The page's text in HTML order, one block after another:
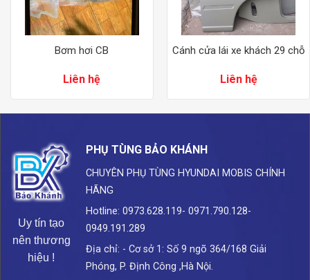
Bơm hơi CB
Liên hệ
Cánh cửa lái xe khách 29 chỗ
Liên hệ
Uy tín tạo
nên thương
hiệu !
PHỤ TÙNG BẢO KHÁNH
CHUYÊN PHỤ TÙNG HYUNDAI MOBIS CHÍNH
HÃNG
Hotline: 0973.628.119- 0971.790.128-
0949.191.289
Địa chỉ: - Cơ sở 1: Số 9 ngõ 364/168 Giải
Phóng, P. Định Công ,Hà Nội.